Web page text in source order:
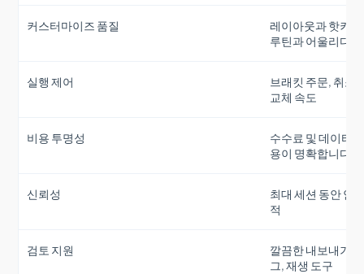
커스터마이즈 품질
레이아웃과 핫키가
루틴과 어울리다
실행 제어
브래킷 주문, 취소
교체 속도
비용 투명성
수수료 및 데이터
용이 명확합니다
신뢰성
최대 세션 동안 안
적
검토 지원
깔끔한 내보내기,
그, 재생 도구